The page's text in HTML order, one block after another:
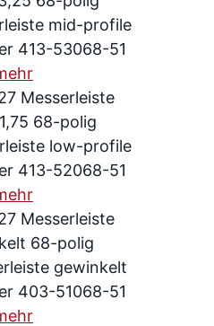
mid-profile
413-53068-51
low-profile
413-52068-51
gewinkelt
403-51068-51